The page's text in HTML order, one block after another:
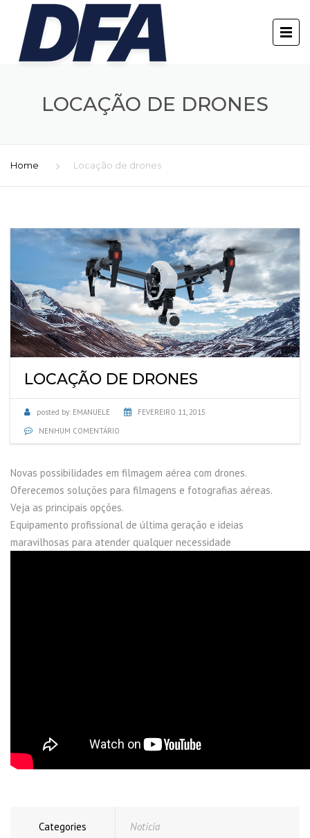
LOCAÇÃO DE DRONES
Home Locação de drones
LOCAÇÃO DE DRONES
posted by: EMANUELE
FEVEREIRO 11, 2015
NENHUM COMENTÁRIO
Novas possibilidades em filmagem aérea com drones.
Oferecemos soluções para filmagens e fotografias aéreas.
Veja as principais opções.
Equipamento profissional de última geração e ideias
maravilhosas para atender qualquer necessidade
Categories Noticia